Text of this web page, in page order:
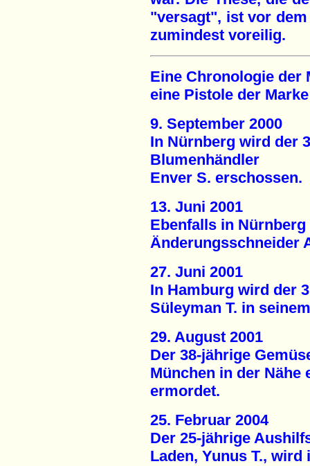
"versagt", ist vor
zumindest voreilig.
Eine Chronologie der
eine Pistole der
9. September 2000
In Nürnberg wird der
Blumenhändler
Enver S. erschossen.
13. Juni 2001
Ebenfalls in
Änderungsschneider
27. Juni 2001
In Hamburg wird der
Süleyman T. in
29. August 2001
Der 38-jährige
München in der Nähe
ermordet.
25. Februar 2004
Der 25-jährige
Laden, Yunus T.,